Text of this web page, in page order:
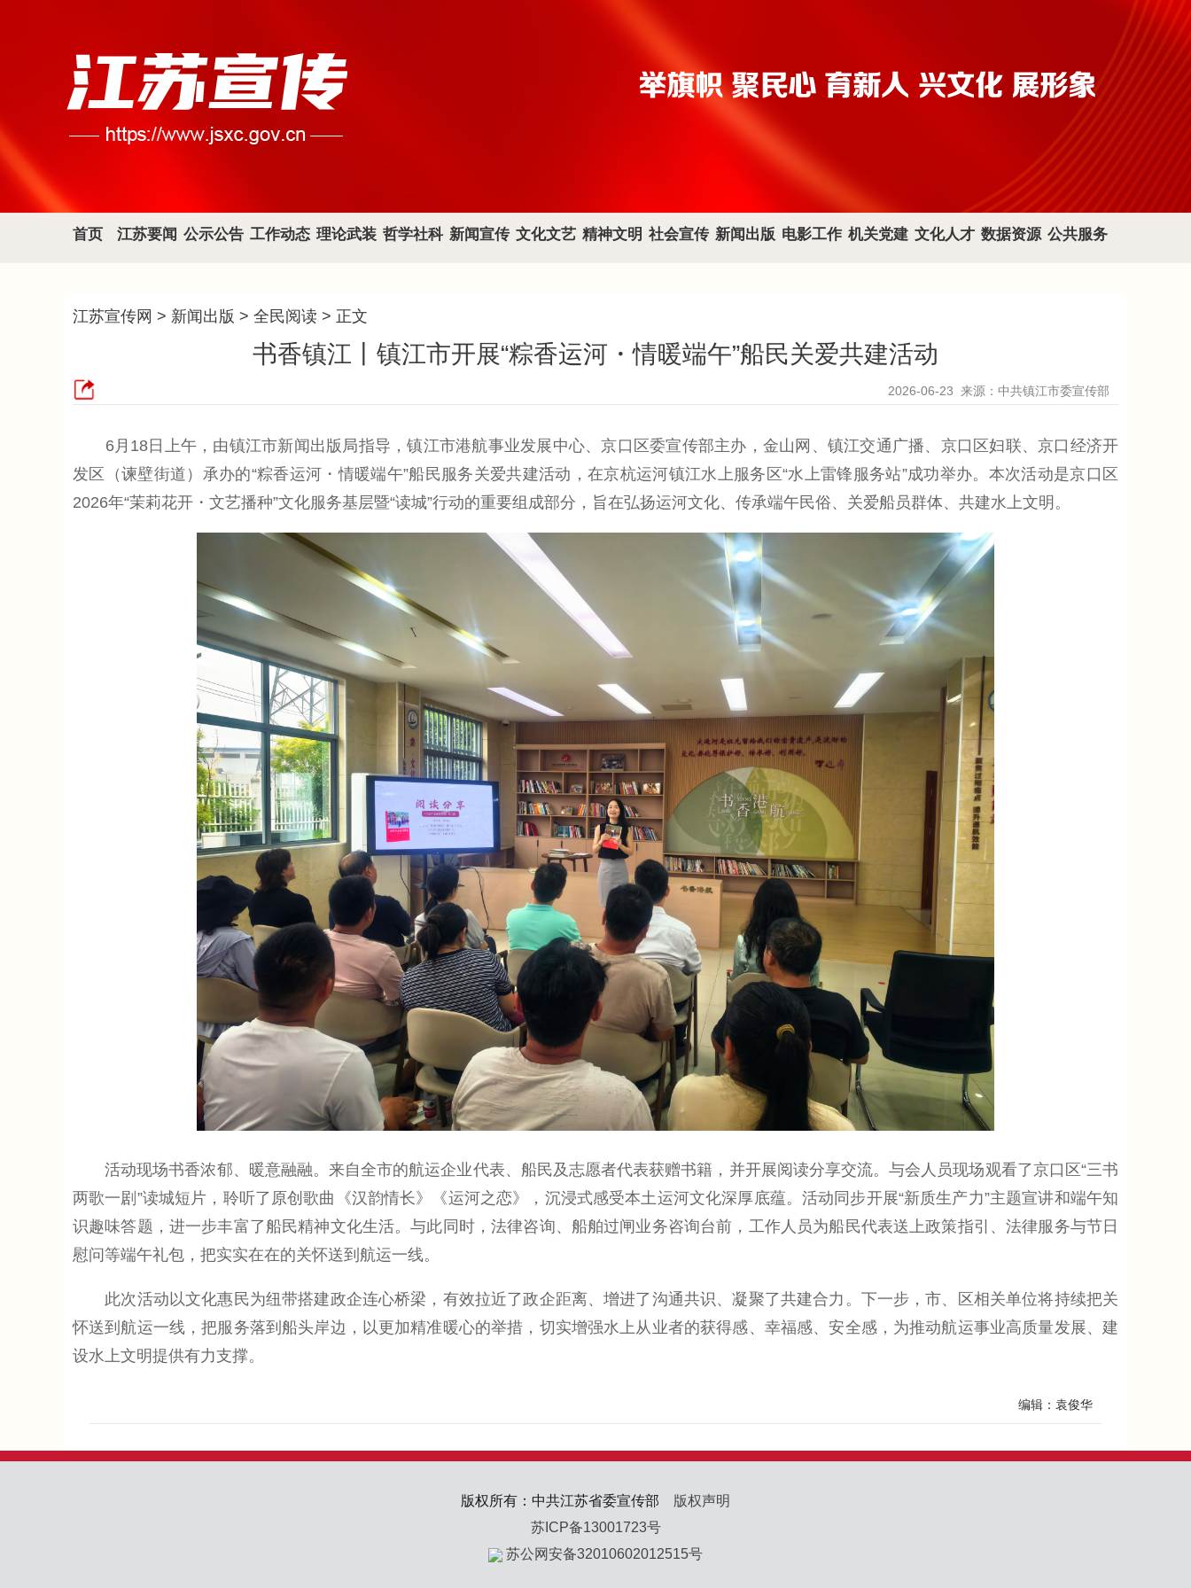
首页 江苏要闻 公示公告 工作动态 理论武装 哲学社科 新闻宣传 文化文艺 精神文明 社会宣传 新闻出版 电影工作 机关党建 文化人才 数据资源 公共服务
江苏宣传网 > 新闻出版 > 全民阅读 > 正文
书香镇江丨镇江市开展“粽香运河・情暖端午”船民关爱共建活动
2026-06-23 来源：中共镇江市委宣传部
6月18日上午，由镇江市新闻出版局指导，镇江市港航事业发展中心、京口区委宣传部主办，金山网、镇江交通广播、京口区妇联、京口经济开
发区（谏壁街道）承办的“粽香运河・情暖端午”船民服务关爱共建活动，在京杭运河镇江水上服务区“水上雷锋服务站”成功举办。本次活动是京口区
2026年“茉莉花开・文艺播种”文化服务基层暨“读城”行动的重要组成部分，旨在弘扬运河文化、传承端午民俗、关爱船员群体、共建水上文明。
活动现场书香浓郁、暖意融融。来自全市的航运企业代表、船民及志愿者代表获赠书籍，并开展阅读分享交流。与会人员现场观看了京口区“三书
两歌一剧”读城短片，聆听了原创歌曲《汉韵情长》《运河之恋》，沉浸式感受本土运河文化深厚底蕴。活动同步开展“新质生产力”主题宣讲和端午知
识趣味答题，进一步丰富了船民精神文化生活。与此同时，法律咨询、船舶过闸业务咨询台前，工作人员为船民代表送上政策指引、法律服务与节日
慰问等端午礼包，把实实在在的关怀送到航运一线。
此次活动以文化惠民为纽带搭建政企连心桥梁，有效拉近了政企距离、增进了沟通共识、凝聚了共建合力。下一步，市、区相关单位将持续把关
怀送到航运一线，把服务落到船头岸边，以更加精准暖心的举措，切实增强水上从业者的获得感、幸福感、安全感，为推动航运事业高质量发展、建
设水上文明提供有力支撑。
编辑：袁俊华
版权所有：中共江苏省委宣传部 版权声明
苏ICP备13001723号
苏公网安备32010602012515号